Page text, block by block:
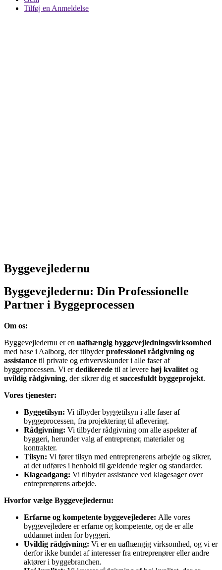
Tilføj en Anmeldelse
Byggevejledernu
Byggevejledernu: Din Professionelle
Partner i Byggeprocessen
Om os:
Byggevejledernu er en uafhængig byggevejledningsvirksomhed
med base i Aalborg, der tilbyderprofessionel rådgivning og
assistance til private og erhvervskunder i alle faser af
byggeprocessen. Vi erdedikerede til at levere høj kvalitet og
uvildig rådgivning, der sikrer dig et succesfuldt byggeprojekt.
Vores tjenester:
Byggetilsyn: Vi tilbyder byggetilsyn i alle faser af
byggeprocessen, fra projektering til aflevering.
Rådgivning: Vi tilbyder rådgivning om alle aspekter af
byggeri, herunder valg af entreprenør, materialer og
kontrakter.
Tilsyn: Vi fører tilsyn med entreprenørens arbejde og sikrer,
at det udføres i henhold til gældende regler og standarder.
Klageadgang: Vi tilbyder assistance ved klagesager over
entreprenørens arbejde.
Hvorfor vælge Byggevejledernu:
Erfarne og kompetente byggevejledere: Alle vores
byggevejledere er erfarne og kompetente, og de er alle
uddannet inden for byggeri.
Uvildig rådgivning: Vi er en uafhængig virksomhed, og vi er
derfor ikke bundet af interesser fra entreprenører eller andre
aktører i byggebranchen.